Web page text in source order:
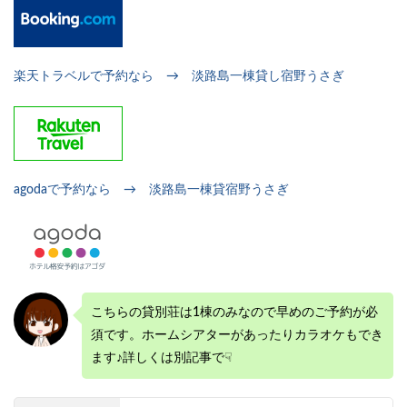
楽天トラベルで予約なら → 淡路島一棟貸し宿野うさぎ
agodaで予約なら → 淡路島一棟貸宿野うさぎ
こちらの貸別荘は1棟のみなので早めのご予約が必
須です。ホームシアターがあったりカラオケもでき
ます♪詳しくは別記事で☟